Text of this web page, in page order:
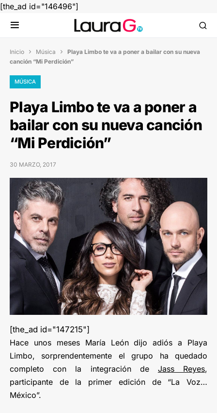
[the_ad id="146496"]
Inicio  Música  Playa Limbo te va a poner a bailar con su nueva
canción “Mi Perdición”
MÚSICA
Playa Limbo te va a poner a
bailar con su nueva canción
“Mi Perdición”
30 MARZO, 2017
[the_ad id="147215"]
Hace unos meses María León dijo adiós a Playa
Limbo, sorprendentemente el grupo ha quedado
completo con la integración de Jass Reyes,
participante de la primer edición de “La Voz…
México”.